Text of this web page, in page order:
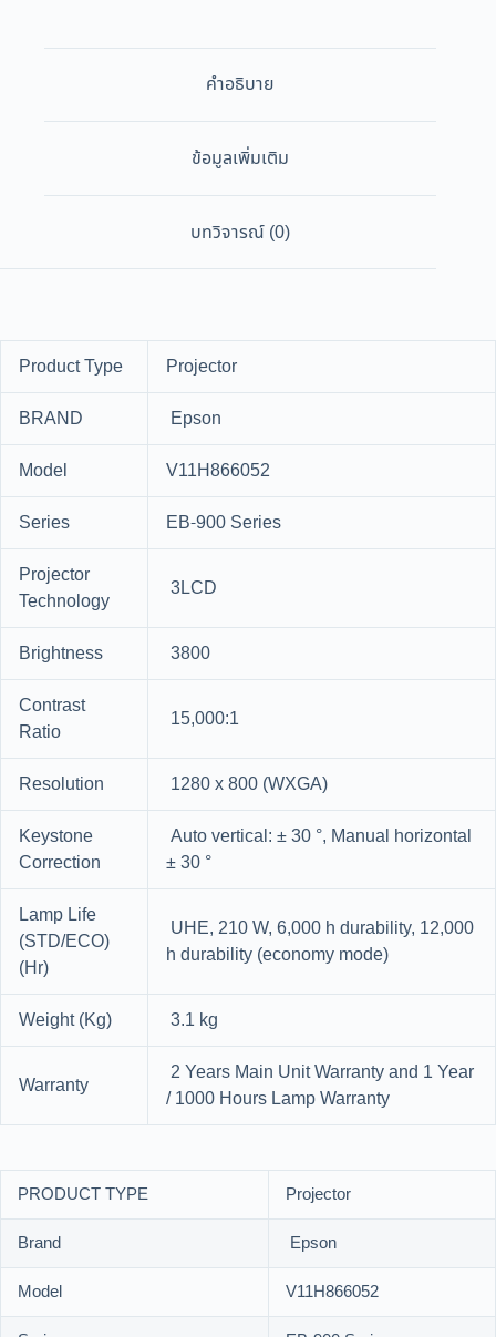
คำอธิบาย
ข้อมูลเพิ่มเติม
บทวิจารณ์ (0)
Product Type
Projector
BRAND
Epson
Model
V11H866052
Series
EB-900 Series
Projector
Technology
3LCD
Brightness
3800
Contrast
Ratio
15,000:1
Resolution
1280 x 800 (WXGA)
Keystone
Correction
Auto vertical: ± 30 °, Manual horizontal
± 30 °
Lamp Life
(STD/ECO)
(Hr)
UHE, 210 W, 6,000 h durability, 12,000
h durability (economy mode)
Weight (Kg) 3.1 kg
Warranty
2 Years Main Unit Warranty and 1 Year
/ 1000 Hours Lamp Warranty
PRODUCT TYPE
Projector
Brand
Epson
Model
V11H866052